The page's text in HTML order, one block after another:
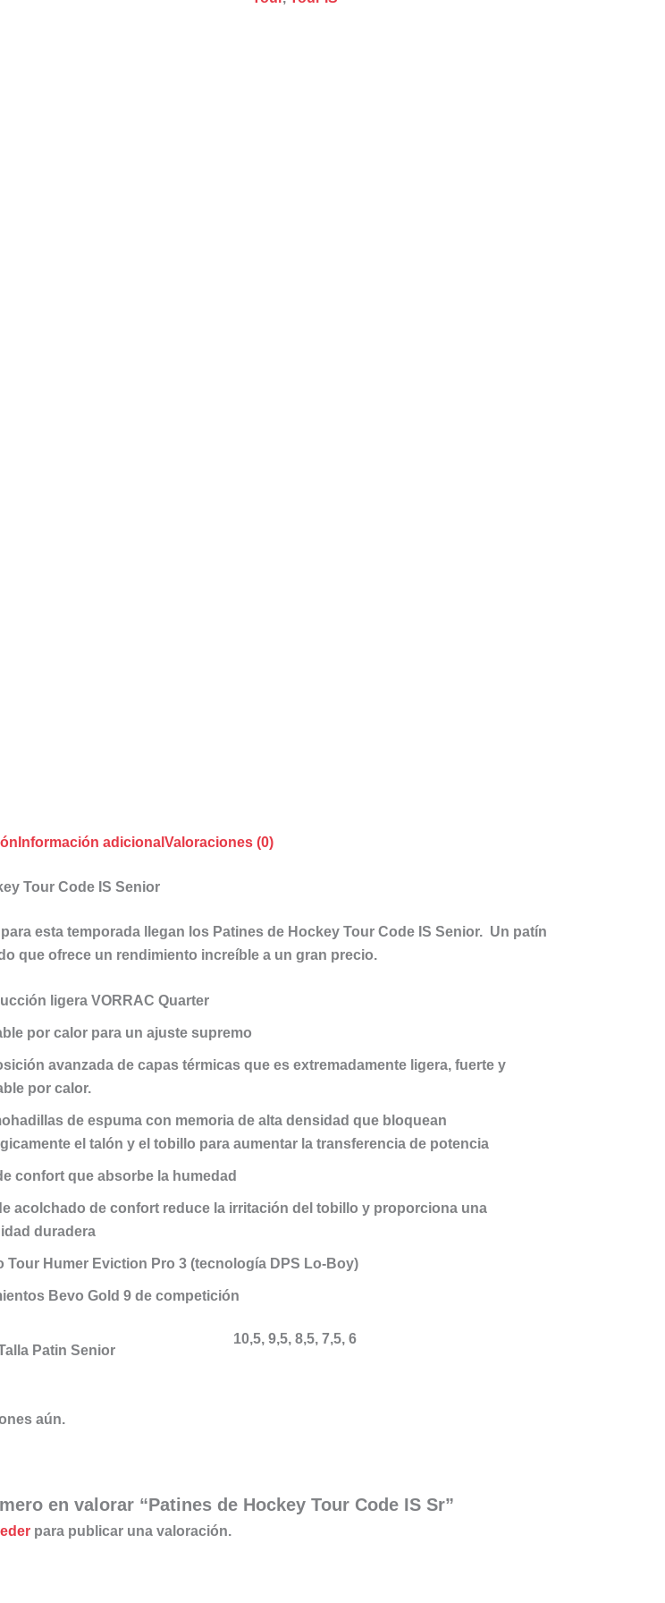
Información adicional Valoraciones (0)
Tour Code IS Senior
esta temporada llegan los Patines de Hockey Tour Code IS Senior. Un patín
que ofrece un rendimiento increíble a un gran precio.
ligera VORRAC Quarter
por calor para un ajuste supremo
avanzada de capas térmicas que es extremadamente ligera, fuerte y
por calor.
de espuma con memoria de alta densidad que bloquean
el talón y el tobillo para aumentar la transferencia de potencia
confort que absorbe la humedad
acolchado de confort reduce la irritación del tobillo y proporciona una
duradera
Tour Humer Eviction Pro 3 (tecnología DPS Lo-Boy)
Bevo Gold 9 de competición
Patin Senior
10,5, 9,5, 8,5, 7,5, 6
aún.
en valorar “Patines de Hockey Tour Code IS Sr”
para publicar una valoración.